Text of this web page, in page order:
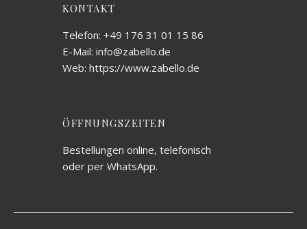
KONTAKT
Telefon: +49 176 31 01 15 86
E-Mail: info@zabello.de
Web: https://www.zabello.de
ÖFFNUNGSZEITEN
Bestellungen online, telefonisch
oder per WhatsApp.